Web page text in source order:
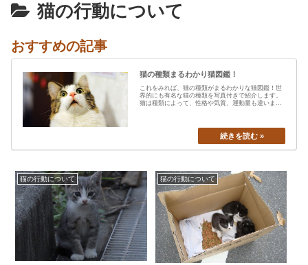
猫の行動について
おすすめの記事
猫の種類まるわかり猫図鑑！
これをみれば、猫の種類がまるわかりな猫図鑑！世
界的にも有名な猫の種類を写真付きで紹介します。
猫は種類によって、性格や気質、運動量も違います
猫の行動について 猫の行動について